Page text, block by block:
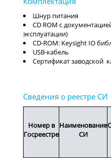
Шнур питания
CD ROM с
эксплуатации)
CD-ROM: Keysight IO
USB-кабель
Сертификат заводской
Номер в
Госреестре
Наименование
СИ